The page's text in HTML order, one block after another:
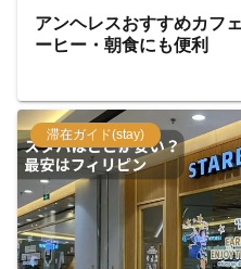
アンヘレスおすすめカフ
ーヒー・朝食にも便利
滞在ガイド(stay)